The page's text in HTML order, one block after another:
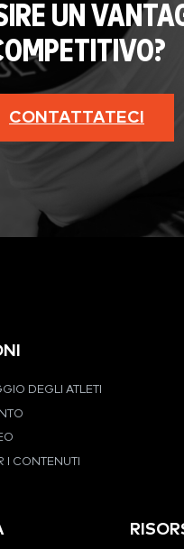
UN
CONTATTATECI
DEGLI ATLETI
I CONTENUTI